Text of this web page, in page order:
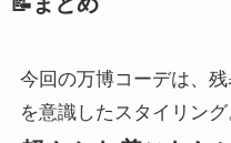
📝まとめ